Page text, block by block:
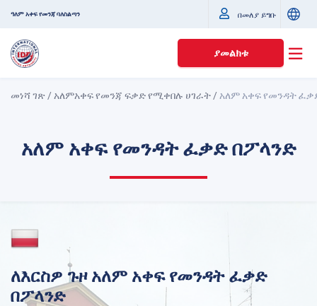
ዓለም አቀፍ የመንጃ ባለስልጣን በመለያ ይግቡ
ያመልክቱ
መነሻ ገጽ / አለምአቀፍ የመንጃ ፍቃድ የሚቀበሉ ሀገራት / አለም አቀፍ የመንዳት
አለም አቀፍ የመንዳት ፈቃድ በፖላንድ
ለእርስዎ ጉዞ አለም አቀፍ የመንዳት ፈቃድ
በፖላንድ